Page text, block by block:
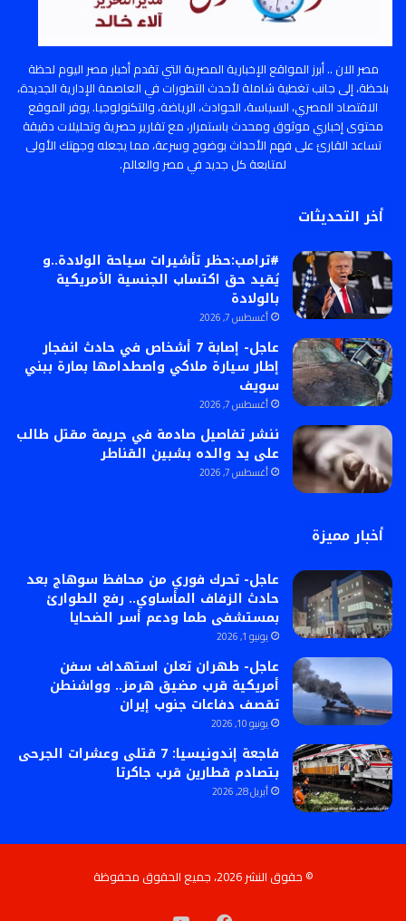
مصر الان .. أبرز المواقع الإخبارية المصرية التي تقدم أخبار مصر اليوم لحظة
بلحظة، إلى جانب تغطية شاملة لأحدث التطورات في العاصمة الإدارية الجديدة،
الاقتصاد المصري، السياسة، الحوادث، الرياضة، والتكنولوجيا. يوفر الموقع
محتوى إخباري موثوق ومحدث باستمرار، مع تقارير حصرية وتحليلات دقيقة
تساعد القارئ على فهم الأحداث بوضوح وسرعة، مما يجعله وجهتك الأولى
لمتابعة كل جديد في مصر والعالم.
أخر التحديثات
#ترامب:حظر تأشيرات سياحة الولادة..و
يُقيد حق اكتساب الجنسية الأمريكية
بالولادة
أغسطس 7, 2026
عاجل- إصابة 7 أشخاص في حادث انفجار
إطار سيارة ملاكي واصطدامها بمارة ببني
سويف
أغسطس 7, 2026
ننشر تفاصيل صادمة في جريمة مقتل طالب
على يد والده بشبين القناطر
أغسطس 7, 2026
أخبار مميزة
عاجل- تحرك فوري من محافظ سوهاج بعد
حادث الزفاف المأساوي.. رفع الطوارئ
بمستشفى طما ودعم أسر الضحايا
يونيو 1, 2026
عاجل- طهران تعلن استهداف سفن
أمريكية قرب مضيق هرمز.. وواشنطن
تقصف دفاعات جنوب إيران
يونيو 10, 2026
فاجعة إندونيسيا: 7 قتلى وعشرات الجرحى
بتصادم قطارين قرب جاكرتا
أبريل 28, 2026
© حقوق النشر 2026، جميع الحقوق محفوظة